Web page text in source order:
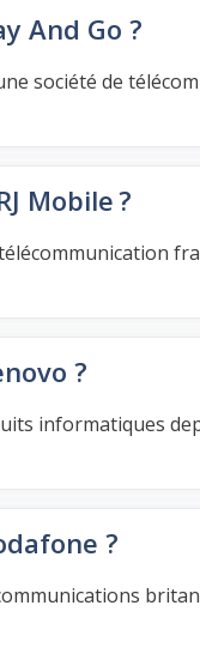
And Go ?
société de
Mobile ?
?
informatiques
?